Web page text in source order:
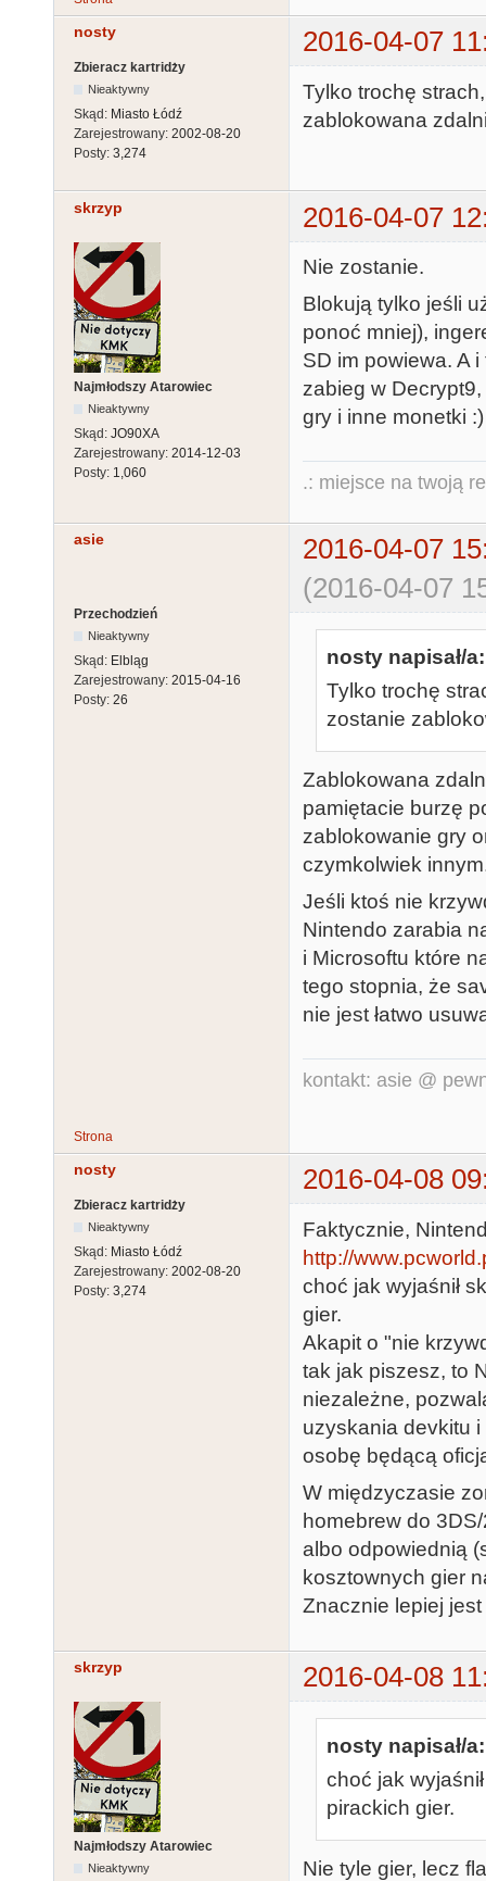
nosty 2016-04-07
Zbieracz kartridży
Nieaktywny
Skąd: Miasto Łódź
Zarejestrowany: 2002-08-20
Posty: 3,274
Tylko trochę
zablokowana
skrzyp 2016-04-07
Najmłodszy Atarowiec
Nieaktywny
Skąd: JO90XA
Zarejestrowany: 2014-12-03
Posty: 1,060
Nie zostanie.
Blokują tylko jeśli
ponoć mniej),
SD im powiewa. A
zabieg w
gry i inne monetki :)
.: miejsce na twoją
asie
2016-04-07
(2016-04-07
Przechodzień
Nieaktywny
Skąd: Elbląg
Zarejestrowany: 2015-04-16
Posty: 26
nosty napisał/a:
Tylko trochę
zostanie
Zablokowana
pamiętacie burzę
zablokowanie gry
czymkolwiek
Jeśli ktoś nie
Nintendo zarabia
i Microsoftu które
tego stopnia, że
nie jest łatwo
kontakt: asie @
Strona
nosty 2016-04-08
Zbieracz kartridży
Nieaktywny
Skąd: Miasto Łódź
Zarejestrowany: 2002-08-20
Posty: 3,274
Faktycznie,
http://
choć jak wyjaśnił
gier.
Akapit o "nie
tak jak piszesz, to
niezależne,
uzyskania devkitu
osobę będącą
W międzyczasie
homebrew do
albo odpowiednią
kosztownych gier
Znacznie lepiej
skrzyp 2016-04-08
Najmłodszy Atarowiec
Nieaktywny
nosty napisał/a:
choć jak
pirackich gier.
Nie tyle gier, lecz